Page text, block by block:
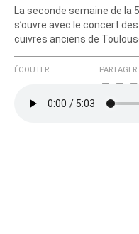
La seconde semaine de la
s’ouvre avec le concert
cuivres anciens de
ÉCOUTER PARTAGER